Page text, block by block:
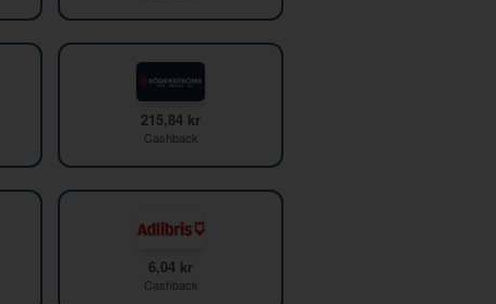
215,84 kr
Cashback
6,04 kr
Cashback